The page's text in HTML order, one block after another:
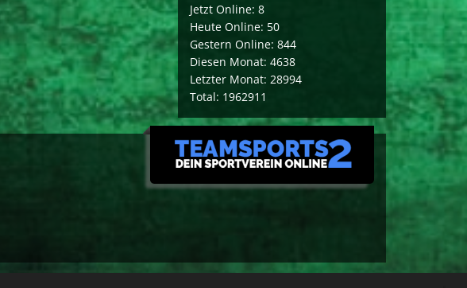
Jetzt Online: 8
Heute Online: 50
Gestern Online: 844
Diesen Monat: 4638
Letzter Monat: 28994
Total: 1962911